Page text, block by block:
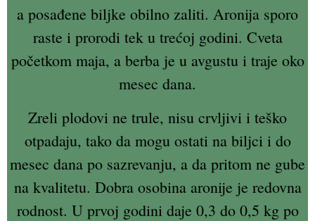
a posađene biljke obilno zaliti. Aronija sporo
raste i prorodi tek u trećoj godini. Cveta
početkom maja, a berba je u avgustu i traje oko
mesec dana.
Zreli plodovi ne trule, nisu crvljivi i teško
otpadaju, tako da mogu ostati na biljci i do
mesec dana po sazrevanju, a da pritom ne gube
na kvalitetu. Dobra osobina aronije je redovna
rodnost. U prvoj godini daje 0,3 do 0,5 kg po